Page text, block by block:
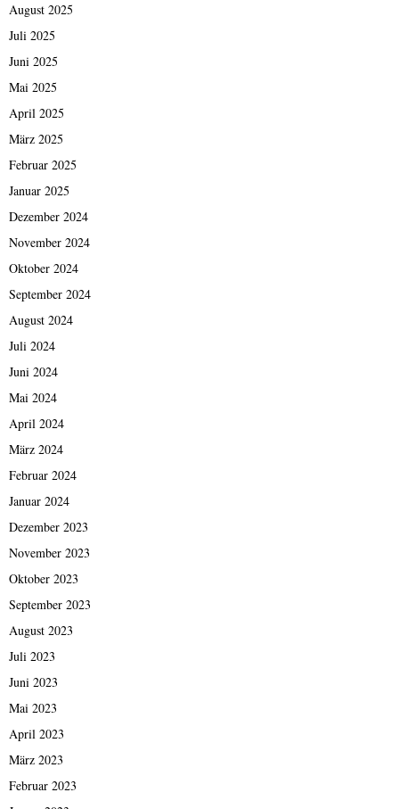
August 2025
Juli 2025
Juni 2025
Mai 2025
April 2025
März 2025
Februar 2025
Januar 2025
Dezember 2024
November 2024
Oktober 2024
September 2024
August 2024
Juli 2024
Juni 2024
Mai 2024
April 2024
März 2024
Februar 2024
Januar 2024
Dezember 2023
November 2023
Oktober 2023
September 2023
August 2023
Juli 2023
Juni 2023
Mai 2023
April 2023
März 2023
Februar 2023